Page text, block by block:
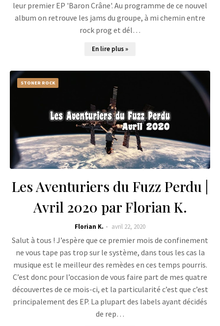
leur premier EP 'Baron Crâne'. Au programme de ce nouvel
album on retrouve les jams du groupe, à mi chemin entre
rock prog et dél…
En lire plus »
STONER ROCK
Les Aventuriers du Fuzz Perdu |
Avril 2020 par Florian K.
Florian K. avril 22, 2020
Salut à tous ! J’espère que ce premier mois de confinement
ne vous tape pas trop sur le système, dans tous les cas la
musique est le meilleur des remèdes en ces temps pourris.
C’est donc pour l’occasion de vous faire part de mes quatre
découvertes de ce mois-ci, et la particularité c’est que c’est
principalement des EP. La plupart des labels ayant décidés
de rep…